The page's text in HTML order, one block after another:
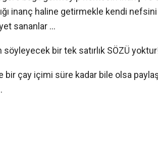
inanç haline getirmekle kendi nefsini
sananlar …
söyleyecek bir tek satırlık SÖZÜ
bir çay içimi süre kadar bile olsa